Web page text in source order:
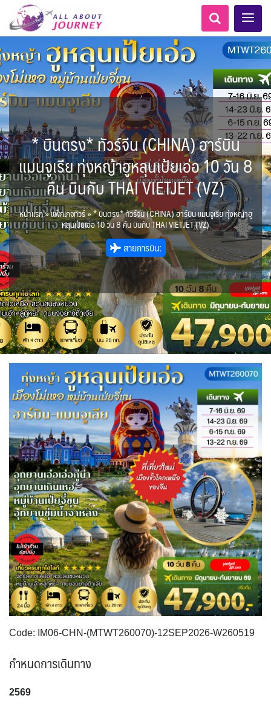
เอเชียกลาง 6 LKA ศรีลังกา 0
AFG อัฟกานิสถาน 0
LKA ศรีลังกา + BGD บังคลา
ศ
0
BTN ภูฏาน 2
BRN บรูไน 0
KHM กัมพูชา 0 จีน 283
HKG ฮ่องกง - มาเก๊า 10 IND อินเดีย 21
IDN อินโดนีเซีย 3 IRN อิหร่าน 0
IRQ อิรัก 0 ISR อิสราเอล 0
JPN ญี่ปุ่น 71 JOR จอร์แดน 4
KAZ คาซัคสถาน 19 KGZ คีร์กีซสถาน 4
KORS เกาหลีใต้ 2 LAO ลาว 0
LBN เลบานอน 0 MYS มาเลเซีย 0
MDV มัลดีฟส์ 0 MNG มองโกเลีย 2
MMR เมียนมาร์ 5 NPL เนปาล 0
OMN โอมาน 0 PAK ปากีสถาน 8
PHL ฟิลิปปินส์ 1 SAU ซาอุดิอาระเบีย 1
SGP สิงคโปร์ 4
SYR ซีเรีย 0 TWN ไต้หวัน 10
TJK ทาจิกิสถาน 1 TKM เติร์กเมนิสถาน 1
ARE ดูไบ, UAE 0 UZB อุซเบกิสถาน 4
ตะวันออกกลาง 0 YEM เยเมน 0
VNM เวียดนาม 35
จอร์แดน - อียิปต์ 4
สวิตเซอร์แลนด์ เยอรมนี
งเศส
1
MNE มอนเตเนโกร 1
แอลเบเนีย - Albania 0
Balkan บอลข่าน 1 ล่าแสงเหนือ-ใต้ 11
Baltic บอลติก 4
ยุโรปตะวันออก 12 ยุโรปราคาถูก 1
ออสเตรีย - Austria 3
AZE อาเซอร์ไบจาน 2 BIH บอสเนีย & เฮอร์เซโกวีนา
BLR เบลารุส 0 BEL เบลเยี่ยม 0
HRV โครเอเชีย 3 CYP ไซปรัส 0
CZE เช็ก 0
DNK เดนมาร์ก 2 FIN ฟินแลนด์ 3
FRO หมู่เกาะแฟโร 2 FRA ฝรั่งเศส 1
GEO จอร์เจีย 10 DEU เยอรมนี 3
GRC กรีซ 1 GRL กรีนแลนด์ 3
ISL ไอซ์แลนด์ 4
ITA อิตาลี 9 MDA มอลโดวา 0
MLT มอลต้า 1
NLD เนเธอร์แลนด์ 0 NOR นอร์เวย์ 3
POL โปแลนด์ 3 PRT โปรตุเกส 3
RUS รัสเซีย 3 สแกนดิเนเวีย 7
ESP สเปน 4
SVN สโลวิเนีย 2 CHE สวิตเซอร์แลนด์ 8
TUR ตุรเคีย 13 UKR ยูเครน 0
UK อังกฤษ+สหราชอาณาจักร
9
เบลเยี่ยม เนเธอร์แลนด์ ลักเซม บัลแกเรีย โรมาเนีย 2
อิตาลี สวิส ฝรั่งเศส
อเมริกาใต้ 8 อเมริกากลาง 1
ARG อาร์เจนตินา 3
CAN แคนาดา 3 CUB คิวบา 0
CHL ชิลี 3
ECU เอกวาดอร์ 0 PER เปรู 2
USA สหรัฐอเมริกา 6 บราซิล เปรู 3
เม็กซิโก คิวบา 1 อเมริกา แคนาดา 1
ทัวร์ ล่องเรือสำราญยุโรป 5 ทัวร์ ล่องเรือสำราญอลาสก้า
1
ทัวร์ ล่องเรือสำราญอเมริกา
1
ทัวร์ ล่องเรือสำราญเอเชีย 0
ทัวร์ ล่องเรือสำราญประเท
ศอื่นๆ
4
ตูนีเซีย - Tunisia 1 โมร็อคโค - Morocco 6
เกาะโบราโบร่า - Bora Bora
0
ขั้วโลกเหนือ 2
แอฟริกาใต้ - South Africa
3
ขั้วโลกใต้ 2 แทนซาเนีย - Tanzania 2
เคนย่า - Kenya 2 นามิเบีย - Namibia
นิวซีแลนด์ - New Zealand
ไมโครนีเซีย - Micronesia 1 แอลจีเรีย - Algeria 0
ออสเตรเลีย - Australia 18 ทัวร์ อันซีน ประเทศแปลก 31
ลิเบีย - Libya บราซิล - Brazil 0
เอธิโอเปีย - Ethiopia 0 อียิปต์ - Egypt 11
ล่องเรือดินเนอร์ วันวาเลนไทน์
22
ล่องเรือดินเนอร์วันลอยกระทง
21
ล่องเรือดินเนอร์วันปีใหม่ 22 เรือรอบกลางวัน กทม.
ล่องเรือดินเนอร์แม่น้ำ
าพระยา
34
ล่องเรือโปรแกรมอยุธยา 9
ล่องเรือ รอบ Sunset 14
ล่องเรือเหมาลำ / เหมาชั้น /
อยอร์ช / Speed Boat ส่วนตัวทั่ว
ะเทศ
255
เรือยอร์ช / Speed Boat ฯลฯ
บ Join ทั่วประเทศ
72
ตั๋วสวนสนุก 0 บุฟเฟต์โรงแรม/ร้านอาหาร 2
บุฟเฟต์ใบหยก 7 ไทยบัสฟู้ดทัวร์ 1
ตั๋วเรือ Hop-on Hop-off 0
โปรแกรมทัวร์ทั่วไทย 0 แต่งชุดไทยถ่ายรูปวัดอรุณฯ
1
พิเศษ! ล่องเรือเทศกาลชมพลุ
ยา
1
ห้องพักราคาพิเศษ 3
ข่าวที่น่าสนใจ
ความรู้ทั่วไป
สถานที่ท่องเที่ยว
* บินตรง* ทัวร์จีน (CHINA) ฮาร์บิน
แมนจูเรีย ทุ่งหญ้าฮูหลุนเป้ยเอ่อ 10 วัน 8
คืน บินกับ THAI VIETJET (VZ)
หน้าแรก»แพ็กเกจทัวร์»* บินตรง* ทัวร์จีน (CHINA) ฮาร์บิน แมนจูเรีย ทุ่งหญ้าฮู
หลุนเป้ยเอ่อ 10 วัน 8 คืน บินกับ THAI VIETJET (VZ)
สายการบิน:
Code: IM06-CHN-(MTWT260070)-12SEP2026-W260519
กำหนดการเดินทาง
2569